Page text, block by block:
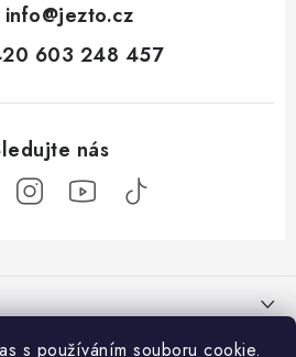
s používáním souboru cookie.
info@jezto.cz
603 248 457